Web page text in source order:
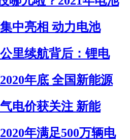
中亮相 动力电池
里续航背后：锂电
年底 全国新能源
电价获关注 新能
年满足500万辆电